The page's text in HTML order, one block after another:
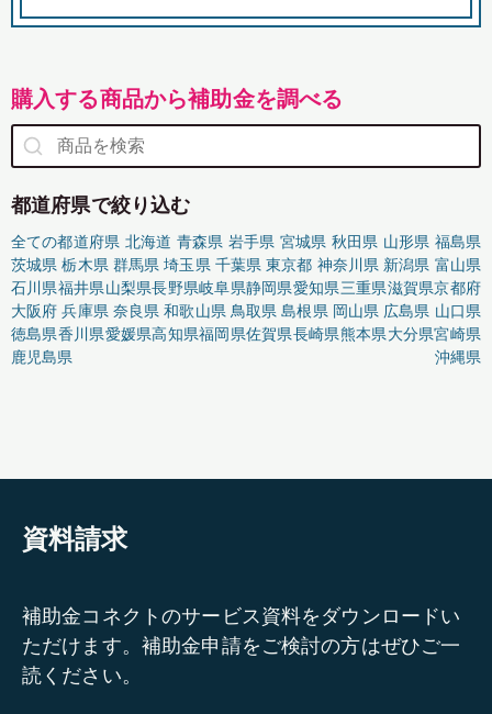
購入する商品から補助金を調べる
都道府県で絞り込む
全ての都道府県 北海道 青森県 岩手県 宮城県 秋田県 山形県 福島県
茨城県 栃木県 群馬県 埼玉県 千葉県 東京都 神奈川県 新潟県 富山県
石川県福井県山梨県長野県岐阜県静岡県愛知県三重県滋賀県京都府
大阪府 兵庫県 奈良県 和歌山県 鳥取県 島根県 岡山県 広島県 山口県
徳島県香川県愛媛県高知県福岡県佐賀県長崎県熊本県大分県宮崎県
鹿児島県
沖縄県
資料請求
補助金コネクトのサービス資料をダウンロードい
ただけます。補助金申請をご検討の方はぜひご一
読ください。